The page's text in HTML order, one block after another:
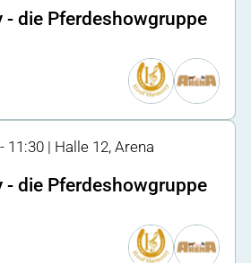
- die Pferdeshowgruppe
11:30 | Halle 12, Arena
- die Pferdeshowgruppe